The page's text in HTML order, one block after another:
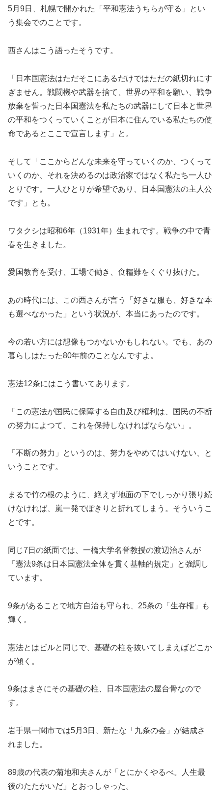
5月9日、札幌で開かれた「平和憲法うちらが守る」とい
う集会でのことです。
西さんはこう語ったそうです。
「日本国憲法はただそこにあるだけではただの紙切れにす
ぎません。戦闘機や武器を捨て、世界の平和を願い、戦争
放棄を誓った日本国憲法を私たちの武器にして日本と世界
の平和をつくっていくことが日本に住んでいる私たちの使
命であるとここで宣言します」と。
そして「ここからどんな未来を守っていくのか、つくって
いくのか、それを決めるのは政治家ではなく私たち一人ひ
とりです。一人ひとりが希望であり、日本国憲法の主人公
です」とも。
ワタクシは昭和6年（1931年）生まれです。戦争の中で青
春を生きました。
愛国教育を受け、工場で働き、食糧難をくぐり抜けた。
あの時代には、この西さんが言う「好きな服も、好きな本
も選べなかった」という状況が、本当にあったのです。
今の若い方には想像もつかないかもしれない。でも、あの
暮らしはたった80年前のことなんですよ。
憲法12条にはこう書いてあります。
「この憲法が国民に保障する自由及び権利は、国民の不断
の努力によつて、これを保持しなければならない」。
「不断の努力」というのは、努力をやめてはいけない、と
いうことです。
まるで竹の根のように、絶えず地面の下でしっかり張り続
けなければ、嵐一発でぽきりと折れてしまう。そういうこ
とです。
同じ7日の紙面では、一橋大学名誉教授の渡辺治さんが
「憲法9条は日本国憲法全体を貫く基軸的規定」と強調し
ています。
9条があることで地方自治も守られ、25条の「生存権」も
輝く。
憲法とはビルと同じで、基礎の柱を抜いてしまえばどこか
が傾く。
9条はまさにその基礎の柱、日本国憲法の屋台骨なので
す。
岩手県一関市では5月3日、新たな「九条の会」が結成さ
れました。
89歳の代表の菊地和夫さんが「とにかくやるべ。人生最
後のたたかいだ」とおっしゃった。